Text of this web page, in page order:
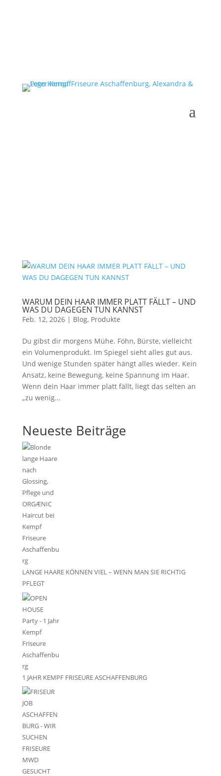
WARUM DEIN HAAR IMMER PLATT FÄLLT – UND
WAS DU DAGEGEN TUN KANNST
Feb. 12, 2026| Blog, Produkte
Du gibst dir morgens Mühe. Föhn, Bürste, vielleicht
ein Volumenprodukt. Im Spiegel sieht alles gut aus.
Und wenige Stunden später hängt alles wieder. Kein
Ansatz, keine Bewegung, keine Spannung im Haar.
Wenn dein Haar immer platt fällt, liegt das selten an
„zu wenig...
Neueste Beiträge
LANGE HAARE KÖNNEN VIEL – WENN MAN SIE RICHTIG
PFLEGT
1 JAHR KEMPF FRISEURE ASCHAFFENBURG